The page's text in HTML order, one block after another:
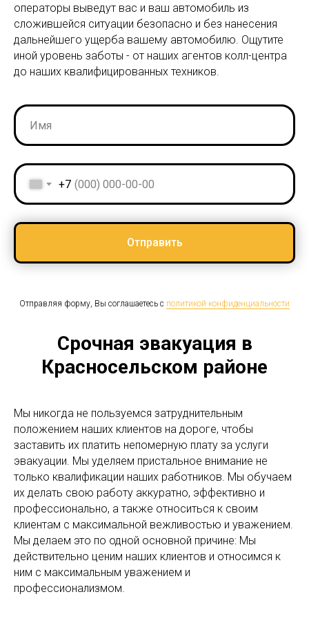
операторы выведут вас и ваш автомобиль из
сложившейся ситуации безопасно и без нанесения
дальнейшего ущерба вашему автомобилю. Ощутите
иной уровень заботы - от наших агентов колл-центра
до наших квалифицированных техников.
+7
Отправить
Отправляя форму, Вы соглашаетесь с политикой конфиденциальности
Срочная эвакуация в
Красносельском районе
Мы никогда не пользуемся затруднительным
положением наших клиентов на дороге, чтобы
заставить их платить непомерную плату за услуги
эвакуации. Мы уделяем пристальное внимание не
только квалификации наших работников. Мы обучаем
их делать свою работу аккуратно, эффективно и
профессионально, а также относиться к своим
клиентам с максимальной вежливостью и уважением.
Мы делаем это по одной основной причине: Мы
действительно ценим наших клиентов и относимся к
ним с максимальным уважением и
профессионализмом.